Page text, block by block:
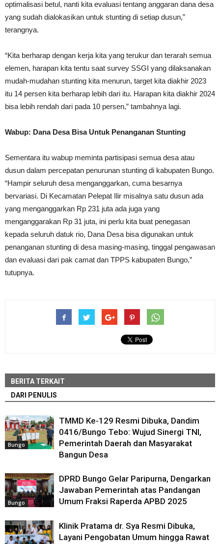
optimalisasi betul, nanti kita evaluasi tentang anggaran dana desa
yang sudah dialokasikan untuk stunting di setiap dusun,”
terangnya.
“Kita berharap dengan kerja kita yang terukur dan terarah semua
elemen, harapan kita tentu saat survey SSGI yang dilaksanakan
mudah-mudahan stunting kita menurun, target kita diakhir 2023
itu 14 persen kita berharap lebih dari itu. Harapan kita diakhir 2024
bisa lebih rendah dari pada 10 persen,” tambahnya lagi.
Wabup: Dana Desa Bisa Untuk Penanganan Stunting
Sementara itu wabup meminta partisipasi semua desa atau
dusun dalam percepatan penurunan stunting di kabupaten Bungo.
“Hampir seluruh desa menganggarkan, cuma besarnya
bervariasi. Di Kecamatan Pelepat Ilir misalnya satu dusun ada
yang menganggarkan Rp 231 juta ada juga yang
menganggarakan Rp 31 juta, ini perlu kita buat penegasan
kepada seluruh datuk rio, Dana Desa bisa digunakan untuk
penanganan stunting di desa masing-masing, tinggal pengawasan
dan evaluasi dari pak camat dan TPPS kabupaten Bungo,”
tutupnya.
BERITA TERKAIT
DARI PENULIS
Bungo
TMMD Ke-129 Resmi Dibuka, Dandim
0416/Bungo Tebo: Wujud Sinergi TNI,
Pemerintah Daerah dan Masyarakat
Bangun Desa
Bungo
DPRD Bungo Gelar Paripurna, Dengarkan
Jawaban Pemerintah atas Pandangan
Umum Fraksi Raperda APBD 2025
Klinik Pratama dr. Sya Resmi Dibuka,
Layani Pengobatan Umum hingga Rawat